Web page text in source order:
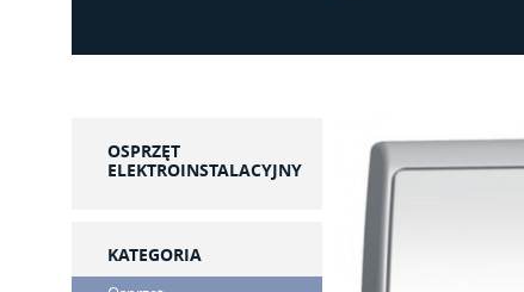
OSPRZĘT
ELEKTROINSTALACYJNY
KATEGORIA